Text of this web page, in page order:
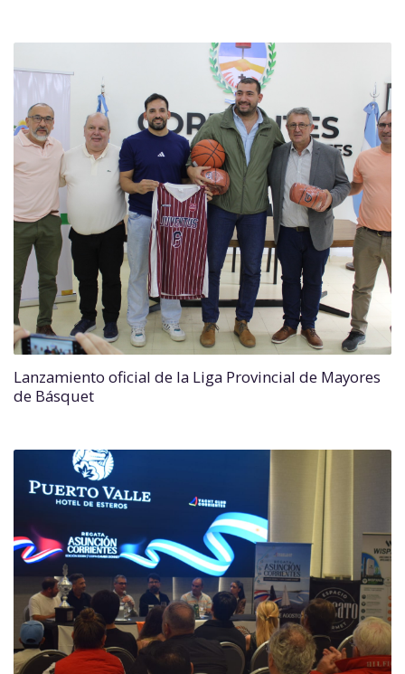
Lanzamiento oficial de la Liga Provincial de Mayores
de Básquet